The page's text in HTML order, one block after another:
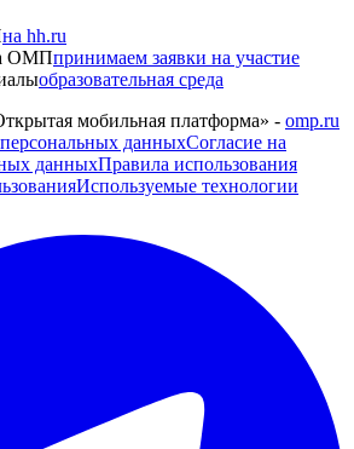
на hh.ru
ОМПпринимаем заявки на участие
образовательная среда
мобильная платформа» - omp.ru
данныхСогласие на
данныхПравила использования
Используемые технологии